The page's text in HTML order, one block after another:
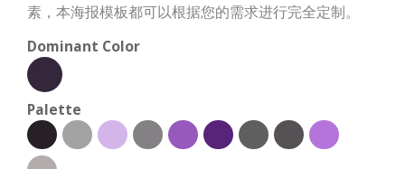
素，本海报模板都可以根据您的需求进行完全定制。
Dominant Color
Palette